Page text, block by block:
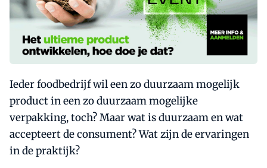
Ieder foodbedrijf wil een zo duurzaam mogelijk
product in een zo duurzaam mogelijke
verpakking, toch? Maar wat is duurzaam en wat
accepteert de consument? Wat zijn de ervaringen
in de praktijk?